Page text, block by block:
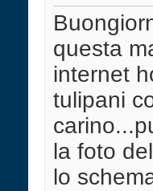
questa
internet
tulipani
la foto
lo